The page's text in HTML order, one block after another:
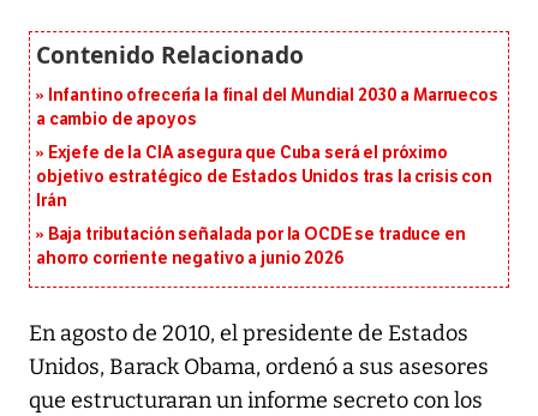
Infantino ofrecería la final del Mundial 2030 a Marruecos
a cambio de apoyos
Exjefe de la CIA asegura que Cuba será el próximo
objetivo estratégico de Estados Unidos tras la crisis con
Irán
Baja tributación señalada por la OCDE se traduce en
ahorro corriente negativo a junio 2026
En agosto de 2010, el presidente de Estados
Unidos, Barack Obama, ordenó a sus asesores
que estructuraran un informe secreto con los